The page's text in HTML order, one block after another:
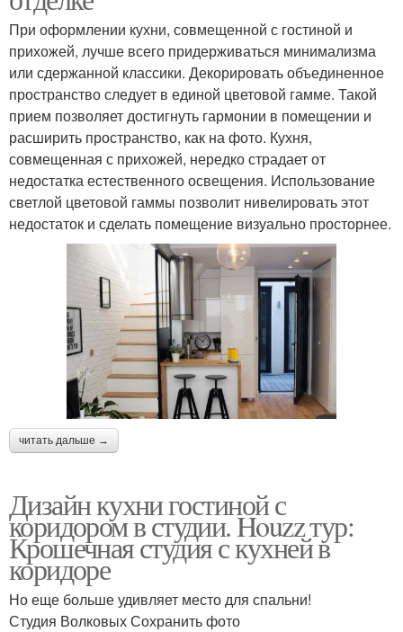
При оформлении кухни, совмещенной с гостиной и
прихожей, лучше всего придерживаться минимализма
или сдержанной классики. Декорировать объединенное
пространство следует в единой цветовой гамме. Такой
прием позволяет достигнуть гармонии в помещении и
расширить пространство, как на фото. Кухня,
совмещенная с прихожей, нередко страдает от
недостатка естественного освещения. Использование
светлой цветовой гаммы позволит нивелировать этот
недостаток и сделать помещение визуально просторнее.
читать дальше →
Дизайн кухни гостиной с
коридором в студии. Houzz тур:
Крошечная студия с кухней в
коридоре
Но еще больше удивляет место для спальни!
Студия Волковых Сохранить фото